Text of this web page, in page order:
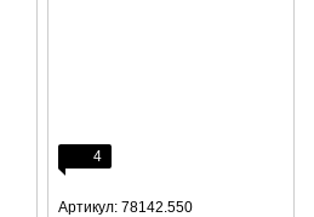
4
Артикул: 78142.550